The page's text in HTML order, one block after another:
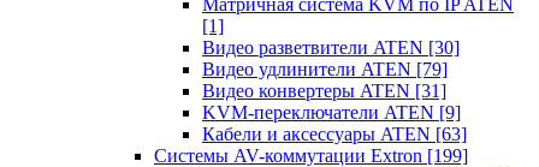
Матричная система KVM по IP ATEN
[1]
Видео разветвители ATEN [30]
Видео удлинители ATEN [79]
Видео конвертеры ATEN [31]
KVM-переключатели ATEN [9]
Кабели и аксессуары ATEN [63]
Системы AV-коммутации Extron [199]